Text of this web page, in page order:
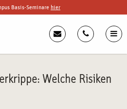
Basis-Seminare hier
Welche Risiken